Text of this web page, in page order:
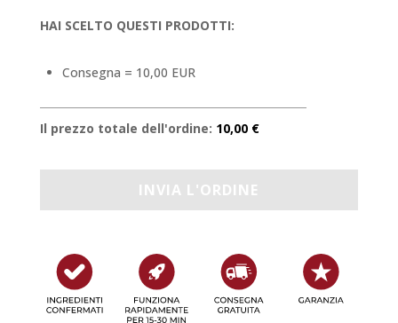
HAI SCELTO QUESTI PRODOTTI:
Consegna = 10,00 EUR
Il prezzo totale dell'ordine: 10,00 €